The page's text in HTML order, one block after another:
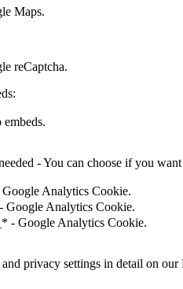
Maps.
reCaptcha.
- You can choose if you
Analytics Cookie.
Google Analytics Cookie.
- Google Analytics Cookie.
privacy settings in detail on